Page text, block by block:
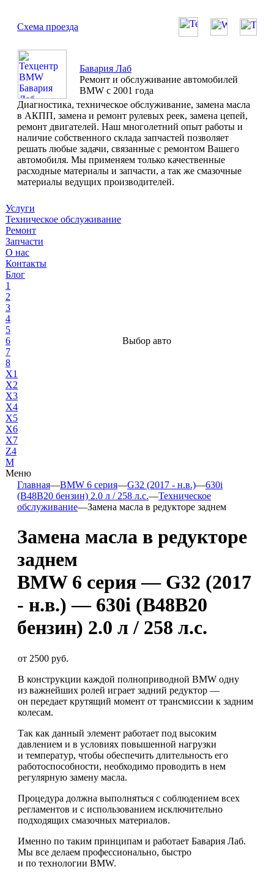
Схема проезда
Бавария Лаб
Ремонт и обслуживание автомобилей
BMW с 2001 года
Диагностика, техническое обслуживание, замена масла
в АКПП, замена и ремонт рулевых реек, замена цепей,
ремонт двигателей. Наш многолетний опыт работы и
наличие собственного склада запчастей позволяет
решать любые задачи, связанные с ремонтом Вашего
автомобиля. Мы применяем только качественные
расходные материалы и запчасти, а так же смазочные
материалы ведущих производителей.
Услуги
Техническое обслуживание
Ремонт
Запчасти
О нас
Контакты
Блог
1
2
3
4
5
6
7
8
X1
X2
X3
X4
X5
X6
X7
Z4
М
Меню
Выбор авто
Главная—BMW 6 серия—G32 (2017 - н.в.)—630i
(B48B20 бензин) 2.0 л / 258 л.с.—Техническое
обслуживание—Замена масла в редукторе заднем
Замена масла в редукторе
заднем
BMW 6 серия — G32 (2017
- н.в.) — 630i (B48B20
бензин) 2.0 л / 258 л.с.
от 2500 руб.
В конструкции каждой полноприводной BMW одну
из важнейших ролей играет задний редуктор —
он передает крутящий момент от трансмиссии к задним
колесам.
Так как данный элемент работает под высоким
давлением и в условиях повышенной нагрузки
и температур, чтобы обеспечить длительность его
работоспособности, необходимо проводить в нем
регулярную замену масла.
Процедура должна выполняться с соблюдением всех
регламентов и с использованием исключительно
подходящих смазочных материалов.
Именно по таким принципам и работает Бавария Лаб.
Мы все делаем профессионально, быстро
и по технологии BMW.